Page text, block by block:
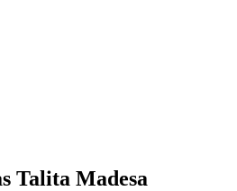
Talita Madesa